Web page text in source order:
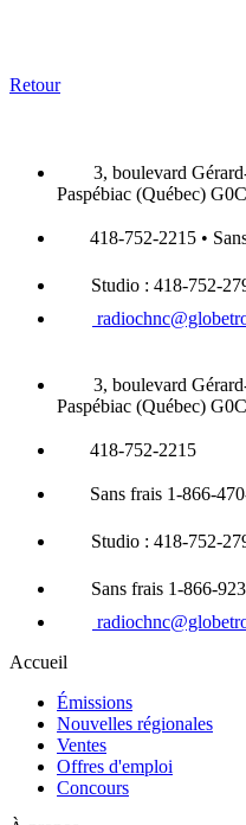
Retour
3, boulevard
Paspébiac (Québec)
418-752-2215 •
Studio : 418-752-
3, boulevard
Paspébiac (Québec)
418-752-2215
Sans frais 1-866-
Studio : 418-752-
Sans frais 1-866-
Accueil
Émissions
Nouvelles régionales
Ventes
Offres d'emploi
Concours